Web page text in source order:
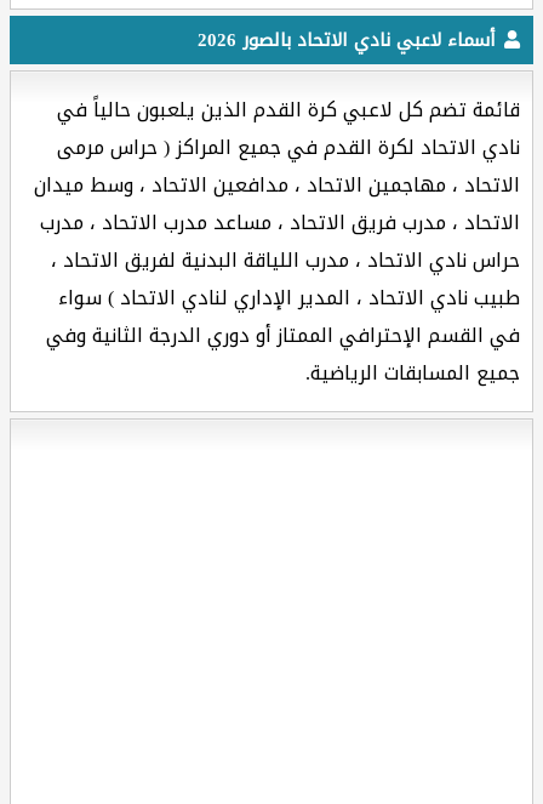
أسماء لاعبي نادي الاتحاد بالصور 2026
قائمة تضم كل لاعبي كرة القدم الذين يلعبون حالياً في
نادي الاتحاد لكرة القدم في جميع المراكز ( حراس مرمى
الاتحاد ، مهاجمين الاتحاد ، مدافعين الاتحاد ، وسط ميدان
الاتحاد ، مدرب فريق الاتحاد ، مساعد مدرب الاتحاد ، مدرب
حراس نادي الاتحاد ، مدرب اللياقة البدنية لفريق الاتحاد ،
طبيب نادي الاتحاد ، المدير الإداري لنادي الاتحاد ) سواء
في القسم الإحترافي الممتاز أو دوري الدرجة الثانية وفي
جميع المسابقات الرياضية.